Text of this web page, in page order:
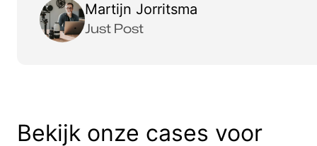
Martijn Jorritsma
Just Post
Bekijk onze cases voor